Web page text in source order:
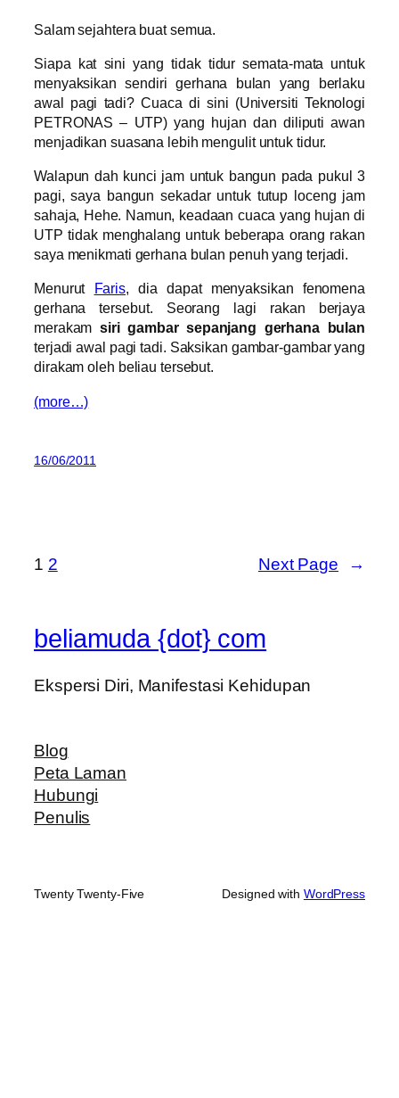
Salam sejahtera buat semua.
Siapa kat sini yang tidak tidur semata-mata untuk
menyaksikan sendiri gerhana bulan yang berlaku
awal pagi tadi? Cuaca di sini (Universiti Teknologi
PETRONAS – UTP) yang hujan dan diliputi awan
menjadikan suasana lebih mengulit untuk tidur.
Walapun dah kunci jam untuk bangun pada pukul 3
pagi, saya bangun sekadar untuk tutup loceng jam
sahaja, Hehe. Namun, keadaan cuaca yang hujan di
UTP tidak menghalang untuk beberapa orang rakan
saya menikmati gerhana bulan penuh yang terjadi.
Menurut Faris, dia dapat menyaksikan fenomena
gerhana tersebut. Seorang lagi rakan berjaya
merakam siri gambar sepanjang gerhana bulan
terjadi awal pagi tadi. Saksikan gambar-gambar yang
dirakam oleh beliau tersebut.
(more…)
16/06/2011
1 2 Next Page →
beliamuda {dot} com
Ekspersi Diri, Manifestasi Kehidupan
Blog
Peta Laman
Hubungi
Penulis
Twenty Twenty-Five Designed with WordPress